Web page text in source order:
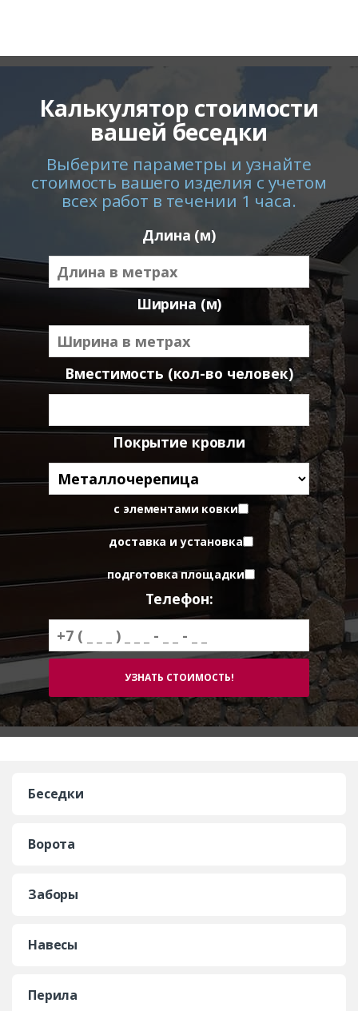
Калькулятор стоимости
вашей беседки
Выберите параметры и узнайте
стоимость вашего изделия с учетом
всех работ в течении 1 часа.
Длина (м)
Ширина (м)
Вместимость (кол-во человек)
Покрытие кровли
с элементами ковки
доставка и установка
подготовка площадки
Телефон:
Беседки
Ворота
Заборы
Навесы
Перила